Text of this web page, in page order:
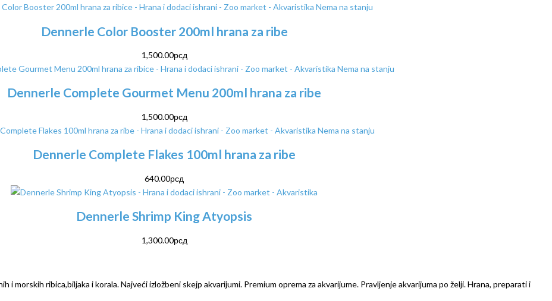
Nema na stanju
Dennerle Color Booster 200ml hrana za ribe
1,500.00рсд
Nema na stanju
Dennerle Complete Gourmet Menu 200ml hrana za ribe
1,500.00рсд
Nema na stanju
Dennerle Complete Flakes 100ml hrana za ribe
640.00рсд
Dennerle Shrimp King Atyopsis
1,300.00рсд
morskih ribica,biljaka i korala. Najveći izložbeni skejp akvarijumi. Premium oprema za akvarijume. Pravljenje akvarijuma po želji. Hrana, preparati i